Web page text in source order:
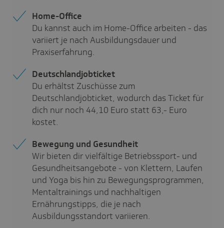
Home-Office
Du kannst auch im Home-Office arbeiten - das
variiert je nach Ausbildungsdauer und
Praxiserfahrung.
Deutschlandjobticket
Du erhältst Zuschüsse zum
Deutschlandjobticket, wodurch das Ticket für
dich nur noch 44,10 Euro statt 63,- Euro
kostet.
Bewegung und Gesundheit
Wir bieten dir vielfältige Betriebssport- und
Gesundheitsangebote - von Klettern, Laufen
und Yoga bis hin zu Bewegungsprogrammen,
Mentaltrainings und nachhaltigen
Ernährungstipps, die je nach
Ausbildungsstandort variieren.